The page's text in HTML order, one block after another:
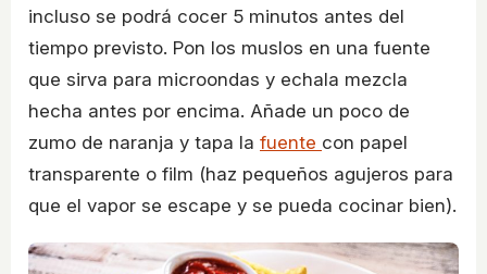
incluso se podrá cocer 5 minutos antes del
tiempo previsto. Pon los muslos en una fuente
que sirva para microondas y echala mezcla
hecha antes por encima. Añade un poco de
zumo de naranja y tapa la fuente con papel
transparente o film (haz pequeños agujeros para
que el vapor se escape y se pueda cocinar bien).